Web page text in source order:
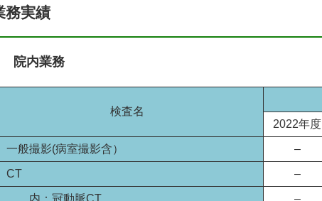
務実績
院内業務
検査名
2022年度
般撮影(病室撮影含） –
–
：冠動脈CT –